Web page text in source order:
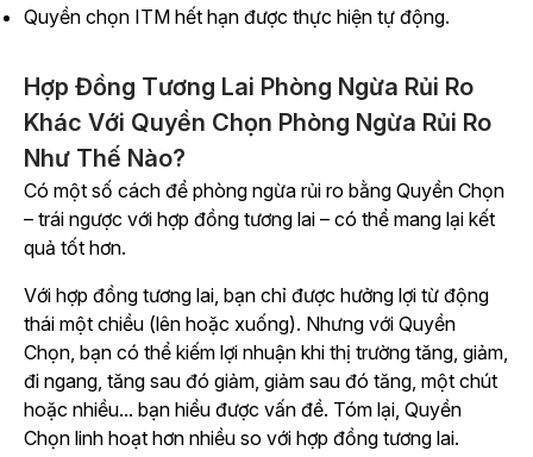
Quyền chọn ITM hết hạn được thực hiện tự động.
Hợp Đồng Tương Lai Phòng Ngừa Rủi Ro
Khác Với Quyền Chọn Phòng Ngừa Rủi Ro
Như Thế Nào?
Có một số cách để phòng ngừa rủi ro bằng Quyền Chọn
– trái ngược với hợp đồng tương lai – có thể mang lại kết
quả tốt hơn.
Với hợp đồng tương lai, bạn chỉ được hưởng lợi từ động
thái một chiều (lên hoặc xuống). Nhưng với Quyền
Chọn, bạn có thể kiếm lợi nhuận khi thị trường tăng, giảm,
đi ngang, tăng sau đó giảm, giảm sau đó tăng, một chút
hoặc nhiều... bạn hiểu được vấn đề. Tóm lại, Quyền
Chọn linh hoạt hơn nhiều so với hợp đồng tương lai.